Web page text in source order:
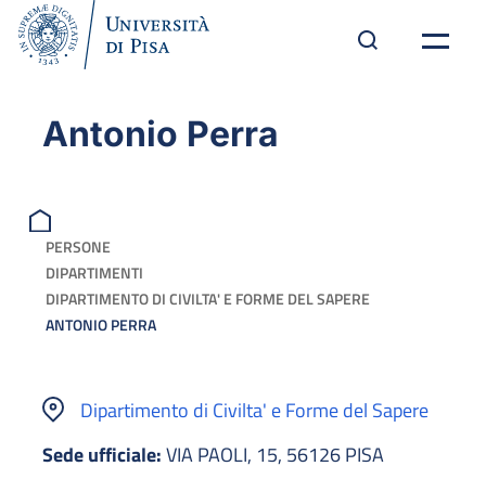
Antonio Perra
PERSONE
DIPARTIMENTI
DIPARTIMENTO DI CIVILTA' E FORME DEL SAPERE
ANTONIO PERRA
Dipartimento di Civilta' e Forme del Sapere
Sede ufficiale:VIA PAOLI, 15, 56126 PISA